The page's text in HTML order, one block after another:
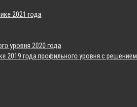
2021 года
уровня 2020 года
2019 года профильного уровня с решением